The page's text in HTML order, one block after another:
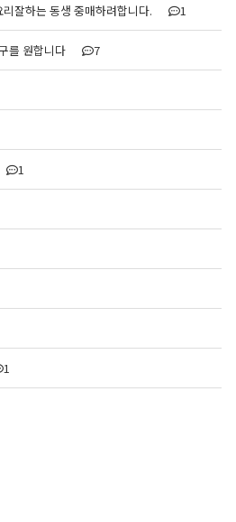
잘하는 동생 중매하려합니다. 1
를 원합니다 7
1
1